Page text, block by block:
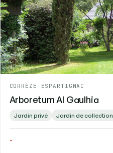
CORRÈZE - ESPARTIGNAC
Arboretum Al Gaulhia
Jardin privé Jardin de collection
-